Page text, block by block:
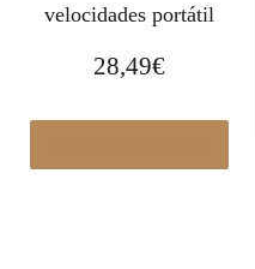
velocidades portátil
28,49€